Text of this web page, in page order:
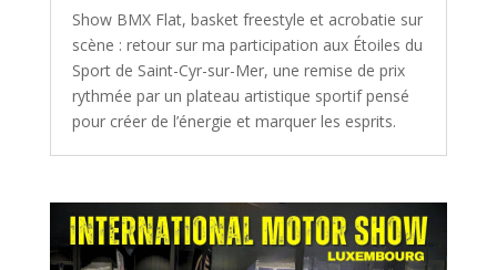
Show BMX Flat, basket freestyle et acrobatie sur
scène : retour sur ma participation aux Étoiles du
Sport de Saint-Cyr-sur-Mer, une remise de prix
rythmée par un plateau artistique sportif pensé
pour créer de l’énergie et marquer les esprits.